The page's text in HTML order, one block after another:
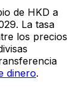
de HKD a
La tasa
los precios
dinero.